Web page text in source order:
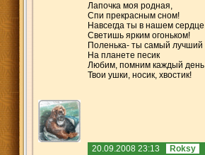
Лапочка моя родная,
Спи прекрасным сном!
Навсегда ты в нашем сердце
Светишь ярким огоньком!
Поленька- ты самый лучший
На планете песик
Любим, помним каждый день
Твои ушки, носик, хвостик!
20.09.2008 23:13 Roksy